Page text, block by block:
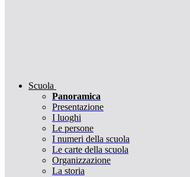
Scuola
Panoramica
Presentazione
I luoghi
Le persone
I numeri della scuola
Le carte della scuola
Organizzazione
La storia